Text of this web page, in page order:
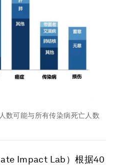
数可能与所有传染病死亡人数
Impact Lab）根据40